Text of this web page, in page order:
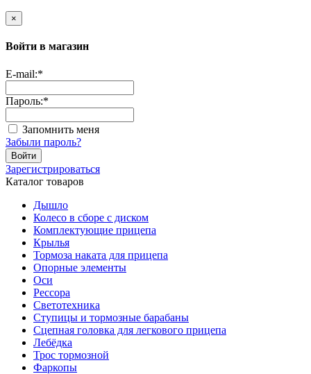
×
Войти в магазин
E-mail:*
Пароль:*
Запомнить меня
Забыли пароль?
Войти
Зарегистрироваться
Каталог товаров
Дышло
Колесо в сборе с диском
Комплектующие прицепа
Крылья
Тормоза наката для прицепа
Опорные элементы
Оси
Рессора
Светотехника
Ступицы и тормозные барабаны
Сцепная головка для легкового прицепа
Лебёдка
Трос тормозной
Фаркопы